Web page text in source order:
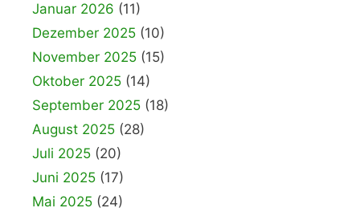
Januar 2026 (11)
Dezember 2025 (10)
November 2025 (15)
Oktober 2025 (14)
September 2025 (18)
August 2025 (28)
Juli 2025 (20)
Juni 2025 (17)
Mai 2025 (24)